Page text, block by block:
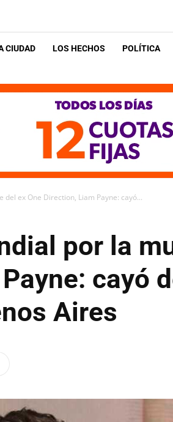
CIUDAD LOS HECHOS POLÍTICA
ex One Direction, Liam Payne: cayó...
por la
cayó
Aires